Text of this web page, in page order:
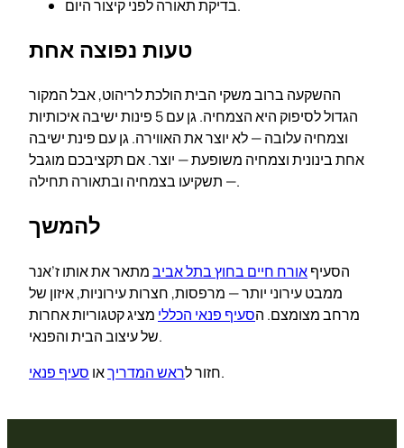
בדיקת תאורה לפני קיצור היום.
טעות נפוצה אחת
ההשקעה ברוב משקי הבית הולכת לריהוט, אבל המקור
הגדול לסיפוק היא הצמחיה. גן עם 5 פינות ישיבה איכותיות
וצמחיה עלובה — לא יוצר את האווירה. גן עם פינת ישיבה
אחת בינונית וצמחיה משופעת — יוצר. אם תקציבכם מוגבל
— תשקיעו בצמחיה ובתאורה תחילה.
להמשך
הסעיףאורח חיים בחוץ בתל אביבמתאר את אותו ז’אנר
ממבט עירוני יותר — מרפסות, חצרות עירוניות, איזון של
מרחב מצומצם. הסעיף פנאי הכללי מציג קטגוריות אחרות
של עיצוב הבית והפנאי.
חזור לראש המדריךאו סעיף פנאי .